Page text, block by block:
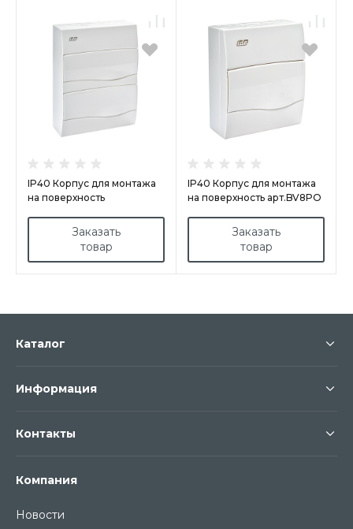
IP40 Корпус для монтажа
на поверхность
Заказать
товар
IP40 Корпус для монтажа
на поверхность арт.BV8PO
Заказать
товар
Компания
Новости
Каталог
Информация
Контакты